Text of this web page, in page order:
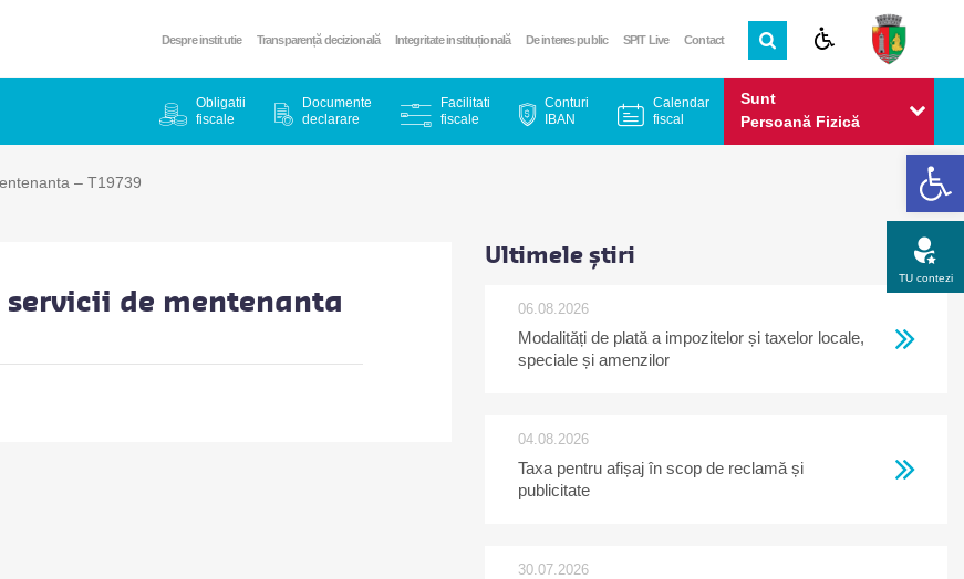
Despre institutie Transparență decizională Integritate instituțională De interes public SPIT Live Contact
Sunt
Persoană Fizică
Obligatii
fiscale
Documente
declarare
Facilitati
fiscale
Conturi
IBAN
Calendar
fiscal
– T19739
de mentenanta
Ultimele știri
06.08.2026
Modalități de plată a impozitelor și taxelor locale,
speciale și amenzilor
04.08.2026
Taxa pentru afișaj în scop de reclamă și
publicitate
30.07.2026
TU contezi
Opinia ta
Apel gratuit
Newsletter
Program